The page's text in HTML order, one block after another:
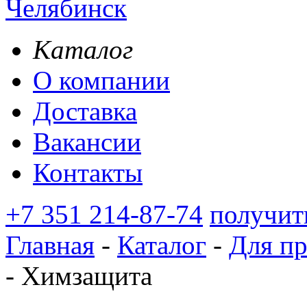
Челябинск
Каталог
О компании
Доставка
Вакансии
Контакты
+7 351 214-87-74
Главная - Каталог - Для
- Химзащита